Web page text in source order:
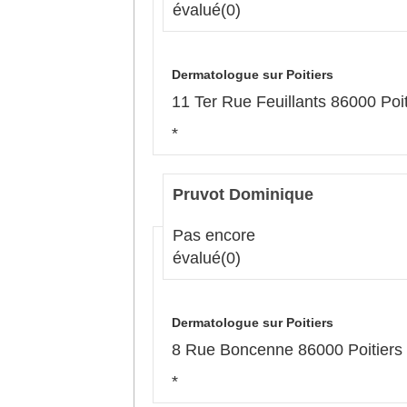
évalué(0)
Dermatologue sur Poitiers
11 Ter Rue Feuillants 86000
*
Pruvot Dominique
Pas encore
évalué(0)
Dermatologue sur Poitiers
8 Rue Boncenne 86000 Poitiers
*